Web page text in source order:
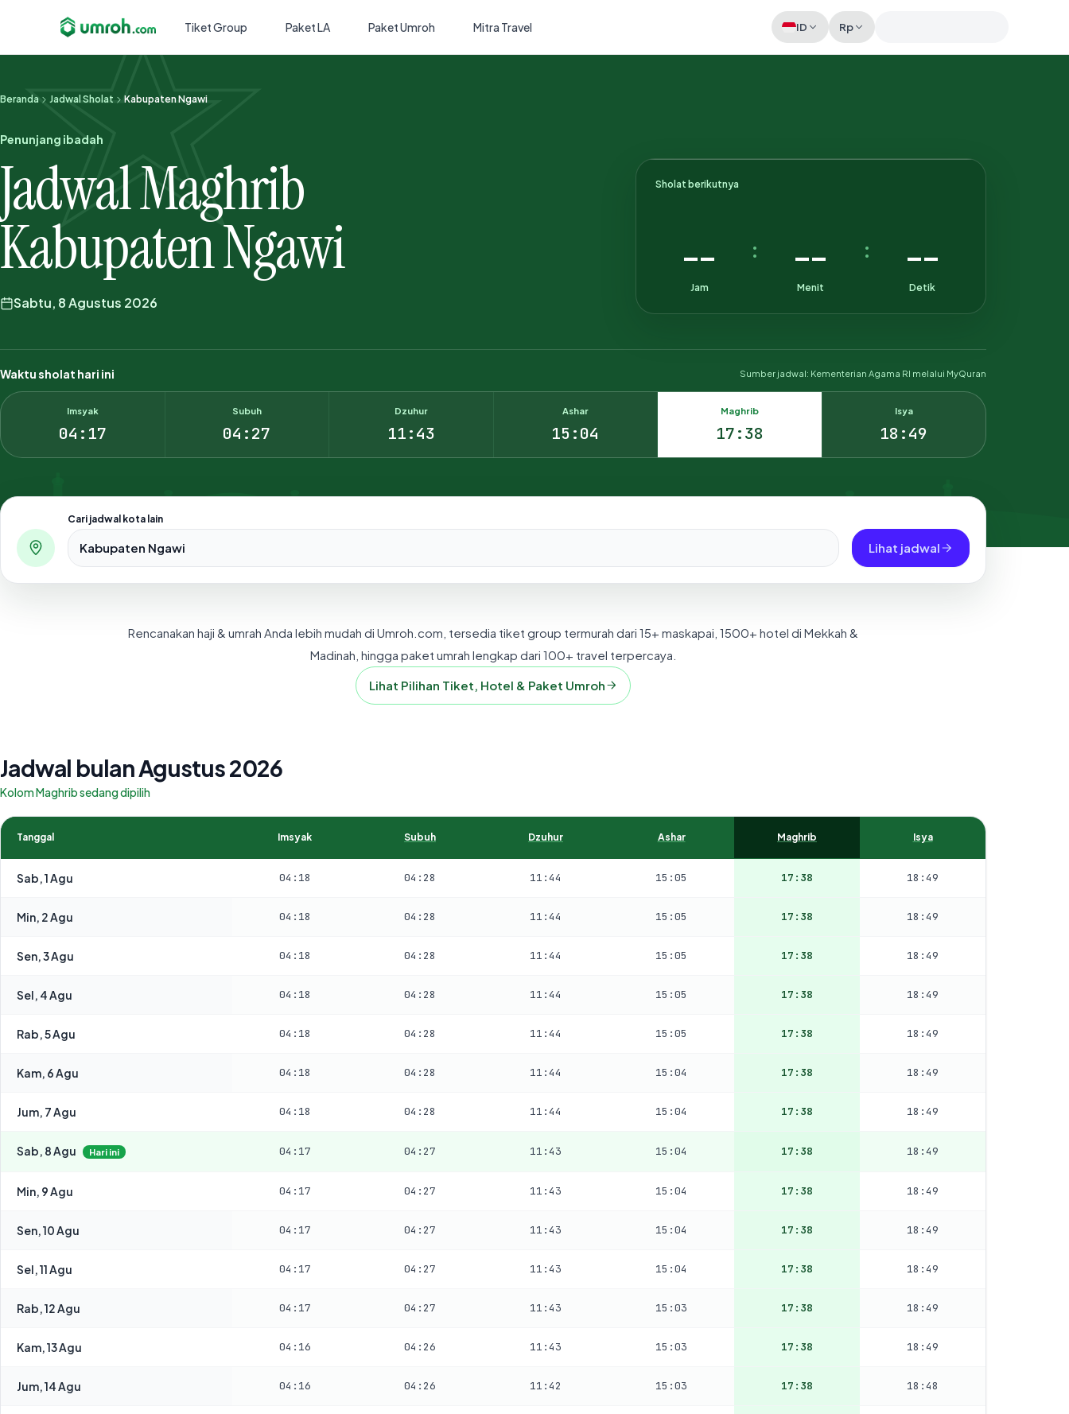
Tiket Group Paket LA Paket Umroh Mitra Travel ID Rp
Memeriksa sesi akun
Beranda Jadwal Sholat Kabupaten Ngawi
Penunjang ibadah
Jadwal Maghrib
Kabupaten Ngawi
Sabtu, 8 Agustus 2026
Sholat berikutnya
--
Jam
: --
Menit
: --
Detik
Waktu sholat hari ini Sumber jadwal: Kementerian Agama RI melalui MyQuran
Imsyak
04:17
Subuh
04:27
Dzuhur
11:43
Ashar
15:04
Maghrib
17:38
Isya
18:49
Cari jadwal kota lain
Pilih salah satu dari 500+ kota dan kabupaten di Indonesia.
Lihat jadwal
Rencanakan haji & umrah Anda lebih mudah di Umroh.com, tersedia tiket group termurah dari 15+ maskapai, 1500+ hotel di Mekkah &
Madinah, hingga paket umrah lengkap dari 100+ travel terpercaya.
Lihat Pilihan Tiket, Hotel & Paket Umroh
Jadwal bulan Agustus 2026
Kolom Maghrib sedang dipilih
Tanggal Imsyak Subuh Dzuhur Ashar Maghrib Isya
Sab, 1 Agu 04:18 04:28 11:44 15:05 17:38 18:49
Min, 2 Agu 04:18 04:28 11:44 15:05 17:38 18:49
Sen, 3 Agu 04:18 04:28 11:44 15:05 17:38 18:49
Sel, 4 Agu 04:18 04:28 11:44 15:05 17:38 18:49
Rab, 5 Agu 04:18 04:28 11:44 15:05 17:38 18:49
Kam, 6 Agu 04:18 04:28 11:44 15:04 17:38 18:49
Jum, 7 Agu 04:18 04:28 11:44 15:04 17:38 18:49
Sab, 8 Agu Hari ini 04:17 04:27 11:43 15:04 17:38 18:49
Min, 9 Agu 04:17 04:27 11:43 15:04 17:38 18:49
Sen, 10 Agu 04:17 04:27 11:43 15:04 17:38 18:49
Sel, 11 Agu 04:17 04:27 11:43 15:04 17:38 18:49
Rab, 12 Agu 04:17 04:27 11:43 15:03 17:38 18:49
Kam, 13 Agu 04:16 04:26 11:43 15:03 17:38 18:49
Jum, 14 Agu 04:16 04:26 11:42 15:03 17:38 18:48